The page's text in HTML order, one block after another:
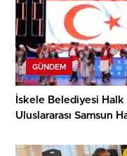
GÜNDEM
İskele Belediyesi Halk
Uluslararası Samsun
Ediyor